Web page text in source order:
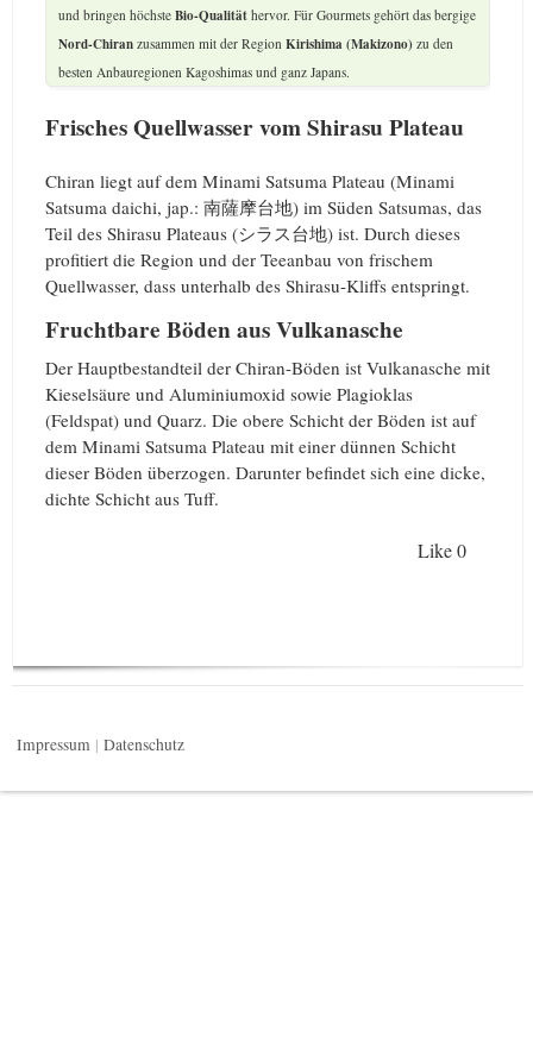
und bringen höchste Bio-Qualität hervor. Für Gourmets gehört das bergige
Nord-Chiran zusammen mit der Region Kirishima (Makizono) zu den
besten Anbauregionen Kagoshimas und ganz Japans.
Frisches Quellwasser vom Shirasu Plateau
Chiran liegt auf dem Minami Satsuma Plateau (Minami
Satsuma daichi, jap.: 南薩摩台地) im Süden Satsumas, das
Teil des Shirasu Plateaus (シラス台地) ist. Durch dieses
profitiert die Region und der Teeanbau von frischem
Quellwasser, dass unterhalb des Shirasu-Kliffs entspringt.
Fruchtbare Böden aus Vulkanasche
Der Hauptbestandteil der Chiran-Böden ist Vulkanasche mit
Kieselsäure und Aluminiumoxid sowie Plagioklas
(Feldspat) und Quarz. Die obere Schicht der Böden ist auf
dem Minami Satsuma Plateau mit einer dünnen Schicht
dieser Böden überzogen. Darunter befindet sich eine dicke,
dichte Schicht aus Tuff.
Like0
Impressum Datenschutz